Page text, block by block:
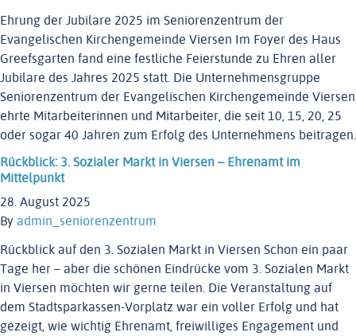
Ehrung der Jubilare 2025 im Seniorenzentrum der
Evangelischen Kirchengemeinde Viersen Im Foyer des Haus
Greefsgarten fand eine festliche Feierstunde zu Ehren aller
Jubilare des Jahres 2025 statt. Die Unternehmensgruppe
Seniorenzentrum der Evangelischen Kirchengemeinde Viersen
ehrte Mitarbeiterinnen und Mitarbeiter, die seit 10, 15, 20, 25
oder sogar 40 Jahren zum Erfolg des Unternehmens beitragen.
Rückblick: 3. Sozialer Markt in Viersen – Ehrenamt im
Mittelpunkt
28. August 2025
By admin_seniorenzentrum
Rückblick auf den 3. Sozialen Markt in Viersen Schon ein paar
Tage her – aber die schönen Eindrücke vom 3. Sozialen Markt
in Viersen möchten wir gerne teilen. Die Veranstaltung auf
dem Stadtsparkassen-Vorplatz war ein voller Erfolg und hat
gezeigt, wie wichtig Ehrenamt, freiwilliges Engagement und